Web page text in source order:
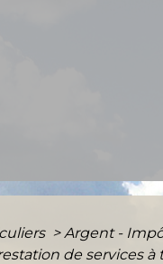
> Argent -
de services